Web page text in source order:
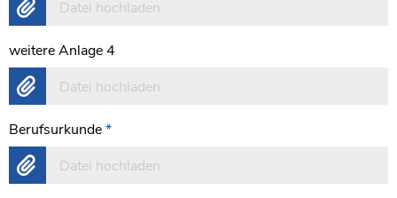
Datei hochladen
weitere Anlage 4
Datei hochladen
Berufsurkunde*
Datei hochladen